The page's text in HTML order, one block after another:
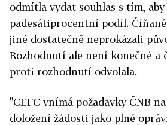
odmítla vydat souhlas s tím,
padesátiprocentní podíl.
jiné dostatečně neprokázali
Rozhodnutí ale není konečné a
proti rozhodnutí odvolala.
"CEFC vnímá požadavky ČNB
doložení žádosti jako plně